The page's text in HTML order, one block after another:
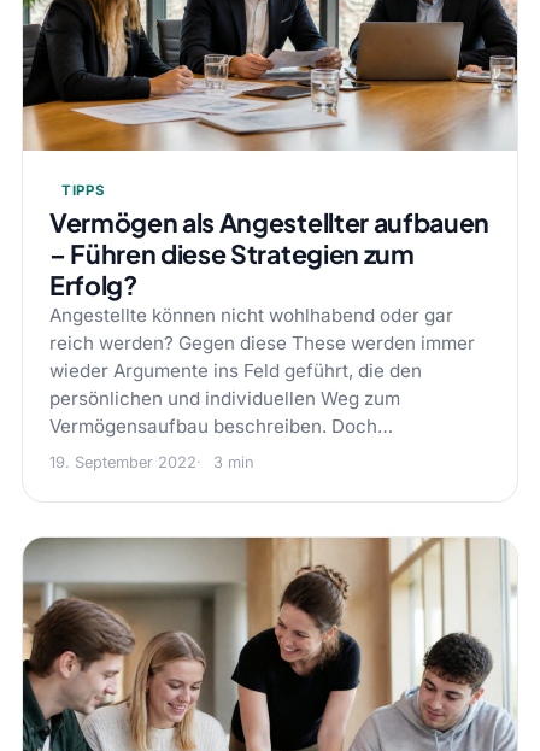
TIPPS
Vermögen als Angestellter aufbauen
– Führen diese Strategien zum
Erfolg?
Angestellte können nicht wohlhabend oder gar
reich werden? Gegen diese These werden immer
wieder Argumente ins Feld geführt, die den
persönlichen und individuellen Weg zum
Vermögensaufbau beschreiben. Doch…
19. September 2022 3 min